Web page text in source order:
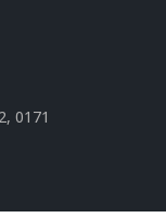
0171